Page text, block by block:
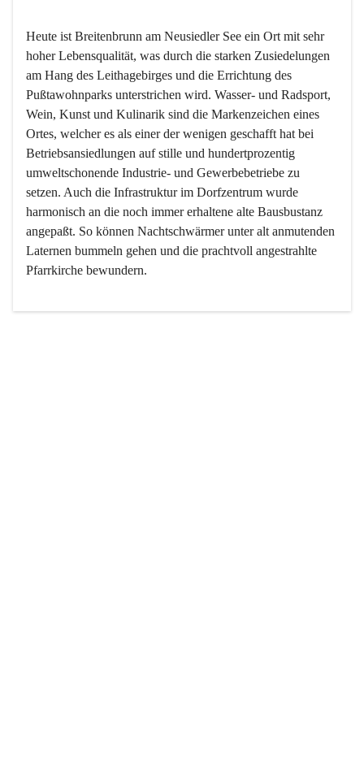
Heute ist Breitenbrunn am Neusiedler See ein Ort mit sehr
hoher Lebensqualität, was durch die starken Zusiedelungen
am Hang des Leithagebirges und die Errichtung des
Pußtawohnparks unterstrichen wird. Wasser- und Radsport,
Wein, Kunst und Kulinarik sind die Markenzeichen eines
Ortes, welcher es als einer der wenigen geschafft hat bei
Betriebsansiedlungen auf stille und hundertprozentig
umweltschonende Industrie- und Gewerbebetriebe zu
setzen. Auch die Infrastruktur im Dorfzentrum wurde
harmonisch an die noch immer erhaltene alte Bausbustanz
angepaßt. So können Nachtschwärmer unter alt anmutenden
Laternen bummeln gehen und die prachtvoll angestrahlte
Pfarrkirche bewundern.
Der Weinbau dominert heute nicht mehr, ist aber integrativer